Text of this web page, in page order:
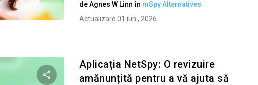
Twitter Facebook Copiați linkul
deAgnes W Linn în mSpy Alternatives
Actualizare 01 iun., 2026
Aplicația NetSpy: O revizuire
amănunțită pentru a vă ajuta să